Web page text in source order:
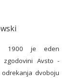
1900 je eden
zgodovini Avsto -
dvoboju